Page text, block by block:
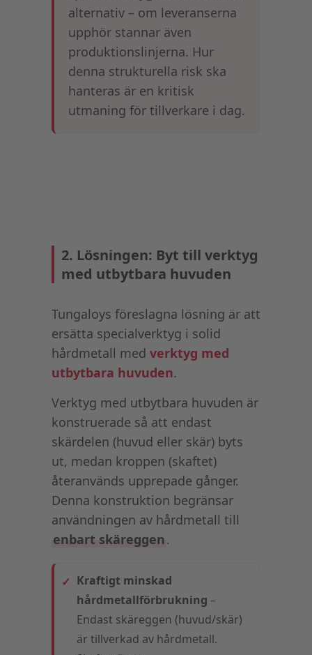
alternativ – om leveranserna
upphör stannar även
produktionslinjerna. Hur
denna strukturella risk ska
hanteras är en kritisk
utmaning för tillverkare i dag.
2. Lösningen: Byt till verktyg
med utbytbara huvuden
Tungaloys föreslagna lösning är att
ersätta specialverktyg i solid
hårdmetall med verktyg med
utbytbara huvuden.
Verktyg med utbytbara huvuden är
konstruerade så att endast
skärdelen (huvud eller skär) byts
ut, medan kroppen (skaftet)
återanvänds upprepade gånger.
Denna konstruktion begränsar
användningen av hårdmetall till
enbart skäreggen.
Kraftigt minskad
hårdmetallförbrukning –
Endast skäreggen (huvud/skär)
är tillverkad av hårdmetall.